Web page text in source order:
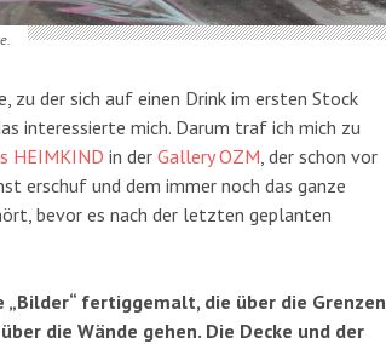
zu der sich auf einen Drink im ersten Stock
interessierte mich. Darum traf ich mich zu
HEIMKIND in der Gallery OZM , der schon vor
erschuf und dem immer noch das ganze
bevor es nach der letzten geplanten
„Bilder“ fertiggemalt, die über die Grenzen
die Wände gehen. Die Decke und der